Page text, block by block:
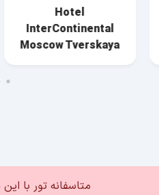
Hotel
InterContinental
Moscow Tverskaya
متاسفانه تور با